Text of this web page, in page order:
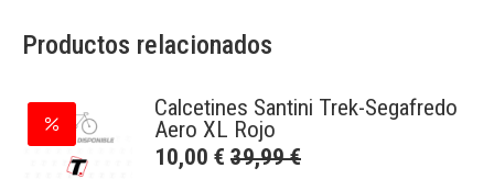
Productos relacionados
Calcetines Santini Trek-Segafredo
Aero XL Rojo
10,00 € 39,99€